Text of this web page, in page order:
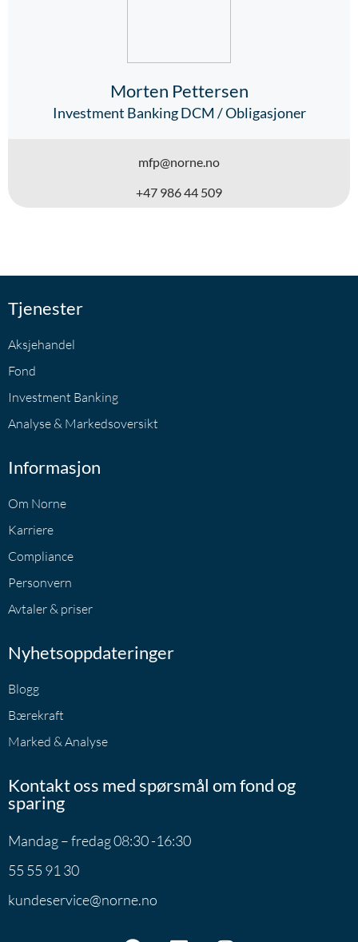
Morten Pettersen
Investment Banking DCM / Obligasjoner
mfp@norne.no
+47 986 44 509
Tjenester
Aksjehandel
Fond
Investment Banking
Analyse & Markedsoversikt
Informasjon
Om Norne
Karriere
Compliance
Personvern
Avtaler & priser
Nyhetsoppdateringer
Blogg
Bærekraft
Marked & Analyse
Kontakt oss med spørsmål om fond og
sparing
Mandag – fredag 08:30 -16:30
55 55 91 30
kundeservice@norne.no